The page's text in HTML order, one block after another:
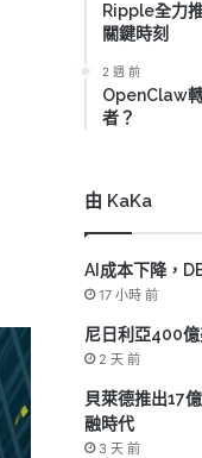
Ripple全力
關鍵時刻
2 週 前
OpenClaw
者？
由 KaKa
AI成本下降，
17 小時 前
尼日利亞400
2 天 前
貝萊德推出17
融時代
3 天 前